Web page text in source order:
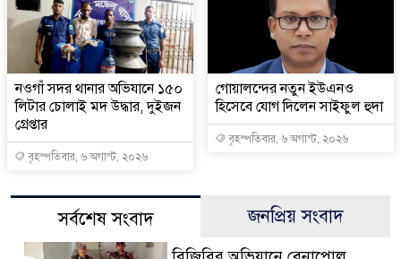
নওগাঁ সদর থানার অভিযানে ১৫০
লিটার চোলাই মদ উদ্ধার, দুইজন
গ্রেপ্তার
বৃহস্পতিবার, ৬ অগাস্ট, ২০২৬
গোয়ালন্দের নতুন ইউএনও
হিসেবে যোগ দিলেন সাইফুল হুদা
বৃহস্পতিবার, ৬ অগাস্ট, ২০২৬
সর্বশেষ সংবাদ জনপ্রিয় সংবাদ